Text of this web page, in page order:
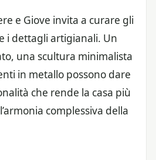
e Giove invita a curare gli
i dettagli artigianali. Un
una scultura minimalista
in metallo possono dare
che rende la casa più
complessiva della